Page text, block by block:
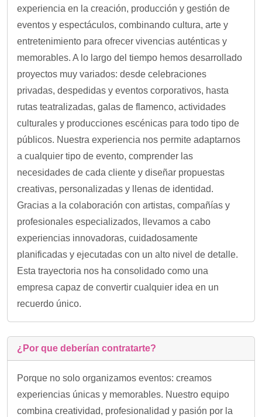
experiencia en la creación, producción y gestión de
eventos y espectáculos, combinando cultura, arte y
entretenimiento para ofrecer vivencias auténticas y
memorables. A lo largo del tiempo hemos desarrollado
proyectos muy variados: desde celebraciones
privadas, despedidas y eventos corporativos, hasta
rutas teatralizadas, galas de flamenco, actividades
culturales y producciones escénicas para todo tipo de
públicos. Nuestra experiencia nos permite adaptarnos
a cualquier tipo de evento, comprender las
necesidades de cada cliente y diseñar propuestas
creativas, personalizadas y llenas de identidad.
Gracias a la colaboración con artistas, compañías y
profesionales especializados, llevamos a cabo
experiencias innovadoras, cuidadosamente
planificadas y ejecutadas con un alto nivel de detalle.
Esta trayectoria nos ha consolidado como una
empresa capaz de convertir cualquier idea en un
recuerdo único.
¿Por que deberían contratarte?
Porque no solo organizamos eventos: creamos
experiencias únicas y memorables. Nuestro equipo
combina creatividad, profesionalidad y pasión por la